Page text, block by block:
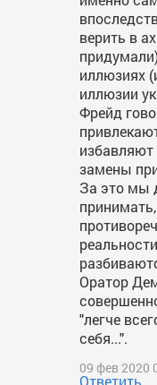
верить в
иллюзиях
иллюзии
Фрейд
избавляют
замены
За это мы
Оратор
"легче
себя...".
09 фев 2020
Ответить